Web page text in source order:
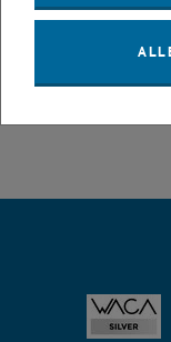
"meet the media"
Ort: TU Wien,
Stiege 1, 1. Stock)